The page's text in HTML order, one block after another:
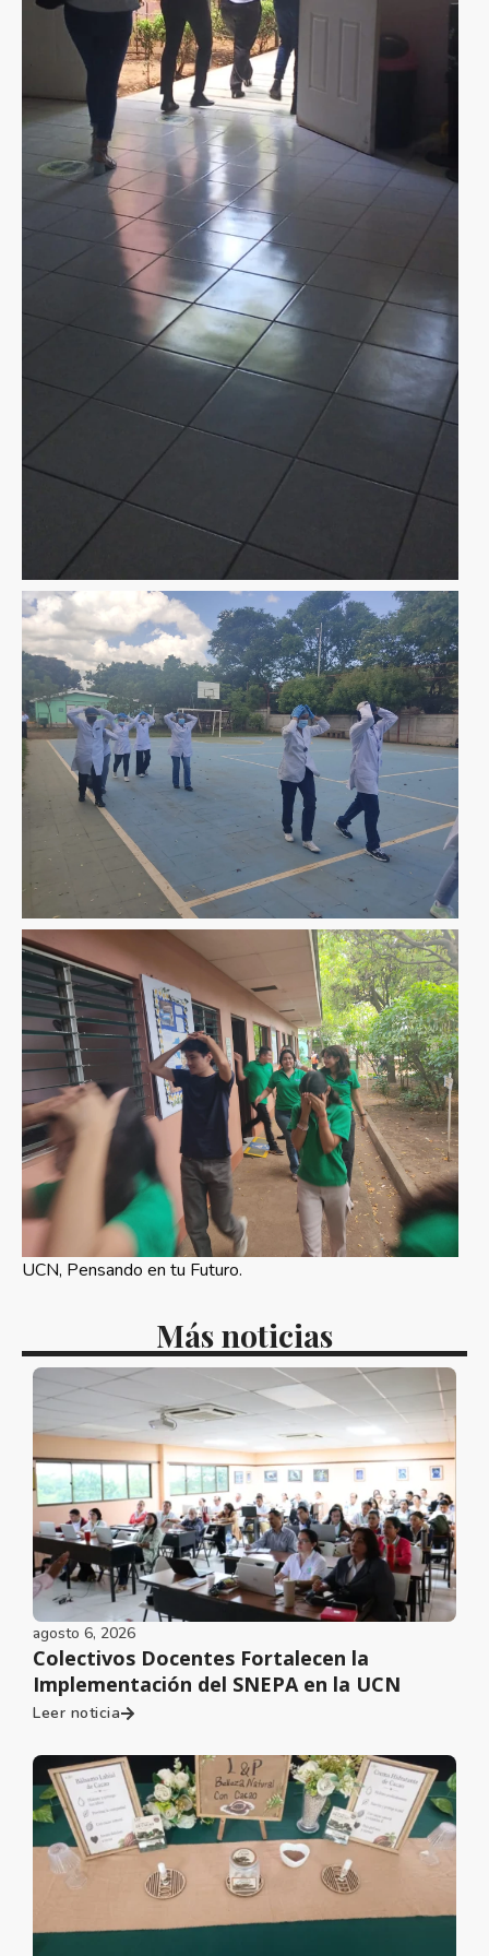
UCN, Pensando en tu Futuro.
Más noticias
agosto 6, 2026
Colectivos Docentes Fortalecen la
Implementación del SNEPA en la UCN
Leer noticia